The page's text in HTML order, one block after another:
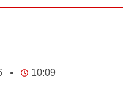
10:09